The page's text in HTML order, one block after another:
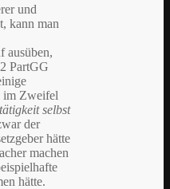
und
kann man
ausüben,
PartGG
im Zweifel
selbst
der
hätte
machen
hätte.